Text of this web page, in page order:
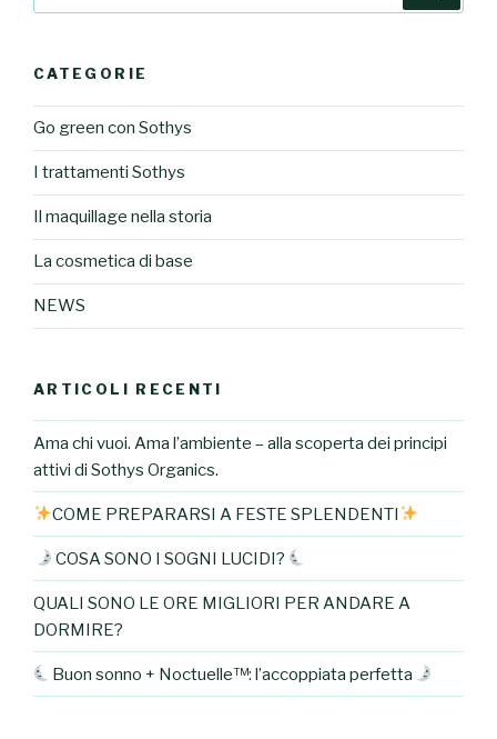
CATEGORIE
Go green con Sothys
I trattamenti Sothys
Il maquillage nella storia
La cosmetica di base
NEWS
ARTICOLI RECENTI
Ama chi vuoi. Ama l’ambiente – alla scoperta dei principi
attivi di Sothys Organics.
COME PREPARARSI A FESTE SPLENDENTI
COSA SONO I SOGNI LUCIDI?
QUALI SONO LE ORE MIGLIORI PER ANDARE A
DORMIRE?
Buon sonno + Noctuelle™: l’accoppiata perfetta